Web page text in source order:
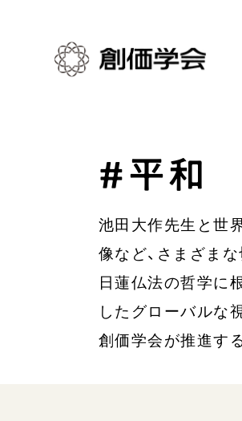
創価学会とは
自他共の幸福
釈尊～法華経
#平和
池田大作先生と世
像など、さまざま
日蓮仏法の哲学に
したグローバルな
創価学会が推進す